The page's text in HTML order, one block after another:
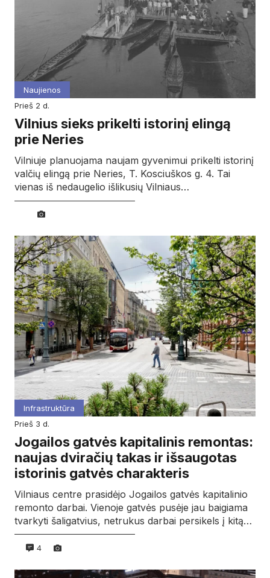
Naujienos
prieš 2 d.
Vilnius sieks prikelti istorinį elingą
prie Neries
Vilniuje planuojama naujam gyvenimui prikelti istorinį
valčių elingą prie Neries, T. Kosciuškos g. 4. Tai
vienas iš nedaugelio išlikusių Vilniaus…
Infrastruktūra
prieš 3 d.
Jogailos gatvės kapitalinis remontas:
naujas dviračių takas ir išsaugotas
istorinis gatvės charakteris
Vilniaus centre prasidėjo Jogailos gatvės kapitalinio
remonto darbai. Vienoje gatvės pusėje jau baigiama
tvarkyti šaligatvius, netrukus darbai persikels į kitą…
4